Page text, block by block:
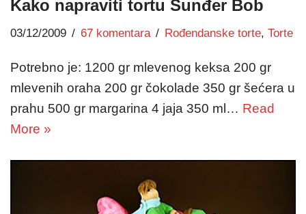
Kako napraviti tortu Sunđer Bob
03/12/2009 67 komentara Rođendanske torte, Torte
Potrebno je: 1200 gr mlevenog keksa 200 gr
mlevenih oraha 200 gr čokolade 350 gr šećera u
prahu 500 gr margarina 4 jaja 350 ml… Read
More »